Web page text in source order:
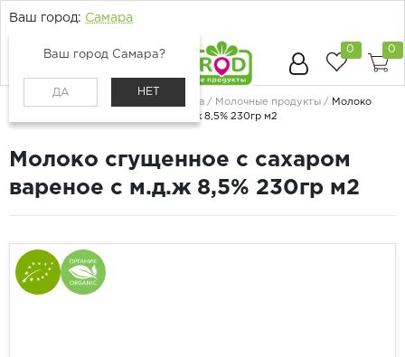
Ваш город: Самара
Ваш город Самара?
ДА НЕТ
0 0
Молоко, сыр, яйца Молочные продукты
Молоко
сгущенное с сахаром вареное с м.д.ж 8,5% 230гр м2
Молоко сгущенное с сахаром
вареное с м.д.ж 8,5% 230гр м2